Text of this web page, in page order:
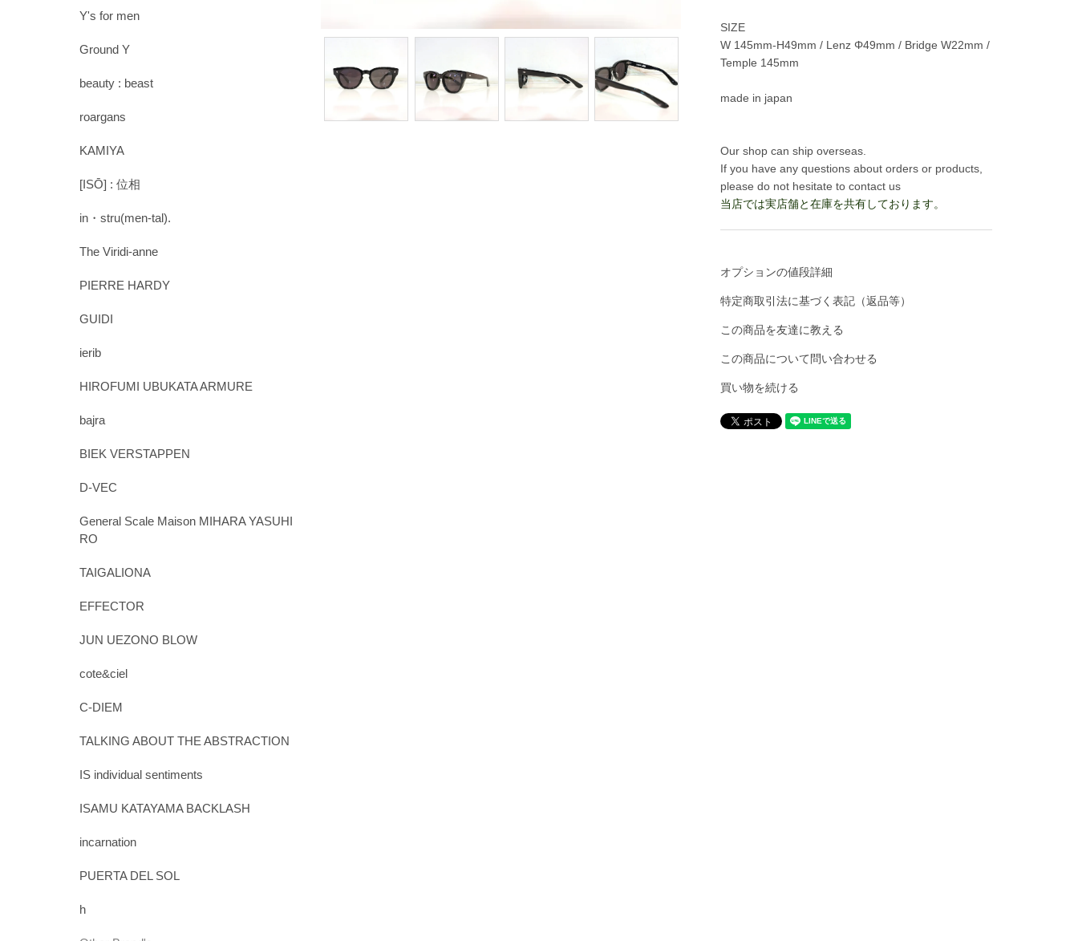
SIZE
W 145mm-H49mm / Lenz Φ49mm / Bridge W22mm /
Temple 145mm
made in japan
Our shop can ship overseas.
If you have any questions about orders or products,
please do not hesitate to contact us
当店では実店舗と在庫を共有しております。
オプションの値段詳細
特定商取引法に基づく表記（返品等）
この商品を友達に教える
この商品について問い合わせる
買い物を続ける
Y's for men
Ground Y
beauty : beast
roargans
KAMIYA
[ISŌ] : 位相
in・stru(men-tal).
The Viridi-anne
PIERRE HARDY
GUIDI
ierib
HIROFUMI UBUKATA ARMURE
bajra
BIEK VERSTAPPEN
D-VEC
General Scale Maison MIHARA YASUHI
RO
TAIGALIONA
EFFECTOR
JUN UEZONO BLOW
cote&ciel
C-DIEM
TALKING ABOUT THE ABSTRACTION
IS individual sentiments
ISAMU KATAYAMA BACKLASH
incarnation
PUERTA DEL SOL
h